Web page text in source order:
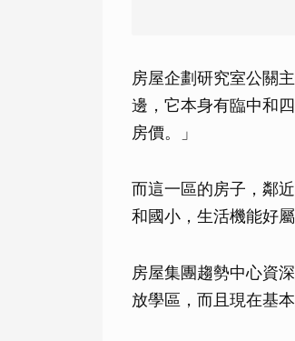
房屋企劃研究室公關
邊，它本身有臨中和
房價。」
而這一區的房子，鄰
和國小，生活機能好屬
房屋集團趨勢中心資
放學區，而且現在基